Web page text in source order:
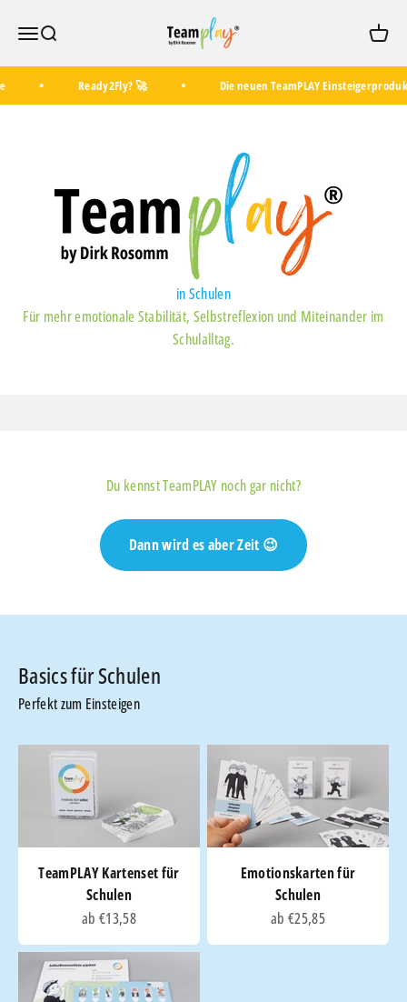
MenüSuche TeamPLAY Shop
Ready2Fly? 🚀 Die neuen TeamPLAY Einsteigerprodukte
in Schulen
Für mehr emotionale Stabilität, Selbstreflexion und Miteinander im
Schulalltag.
Dein bunter Werkzeugkoffer für die Potenzialentfaltung von
Du kennst TeamPLAY noch gar nicht?
Dann wird es aber Zeit 😉
Perfekt zum Einsteigen
TeamPLAY Kartenset für
Schulen
Angebot
ab €13,58
Emotionskarten für
Schulen
Angebot
ab €25,85